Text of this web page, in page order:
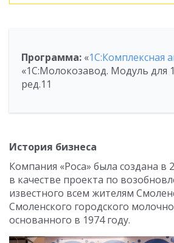
Программа: «1С:Комплексная
«1С:Молокозавод. Модуль для
ред.11
История бизнеса
Компания «Роса» была создана в
в качестве проекта по
известного всем жителям
Смоленского городского
основанного в 1974 году.